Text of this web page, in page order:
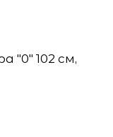
"0" 102 см,